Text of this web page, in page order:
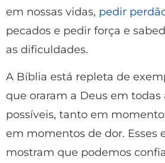
em nossas vidas, pedir
pecados e pedir força e
as dificuldades.
A Bíblia está repleta de
que oraram a Deus em todas
possíveis, tanto em
em momentos de dor. Esses
mostram que podemos